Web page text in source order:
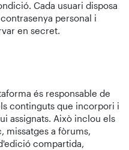
Cada usuari disposa
personal i
en secret.
és responsable de
continguts que incorpori i
assignats. Això inclou els
missatges a fòrums,
compartida,